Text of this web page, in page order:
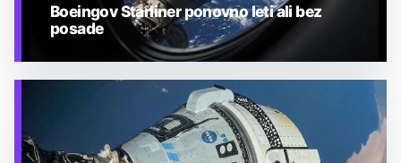
Boeingov Starliner ponovno leti ali bez
posade